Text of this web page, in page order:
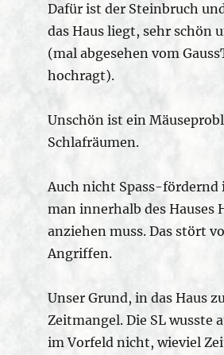
Dafür ist der Steinbruch
das Haus liegt, sehr schön
(mal abgesehen vom
hochragt).
Unschön ist ein
Schlafräumen.
Auch nicht Spass-fördernd
man innerhalb des Hauses
anziehen muss. Das stört
Angriffen.
Unser Grund, in das Haus
Zeitmangel. Die SL wusste
im Vorfeld nicht, wieviel